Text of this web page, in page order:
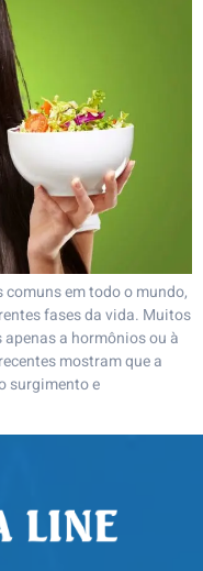
comuns em todo o mundo,
fases da vida. Muitos
a hormônios ou à
mostram que a
surgimento e